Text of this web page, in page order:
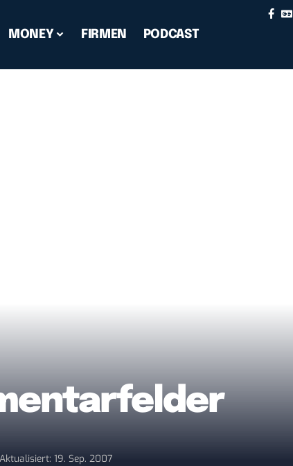
MONEY FIRMEN PODCAST
Aktualisiert: 19. Sep. 2007